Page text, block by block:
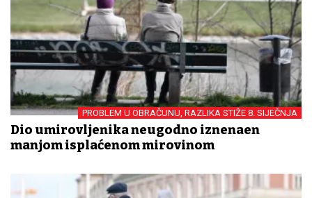
PROBLEM U OBRAČUNU, RAZLIKA STIŽE 8. SIJEČNJA
Dio umirovljenika neugodno iznenađen
manjom isplaćenom mirovinom